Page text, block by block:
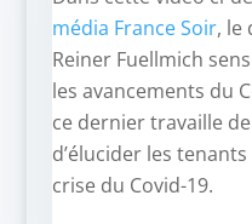
média France Soir, le
Reiner Fuellmich
les avancements du
ce dernier travaille
d’élucider les
crise du Covid-19.